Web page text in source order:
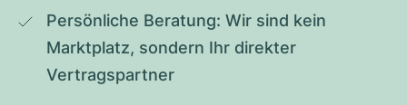
Persönliche Beratung: Wir sind kein
Marktplatz, sondern Ihr direkter
Vertragspartner